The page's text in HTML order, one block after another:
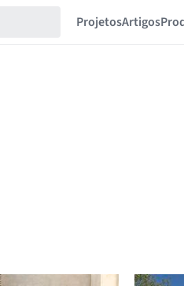
ProjetosArtigos